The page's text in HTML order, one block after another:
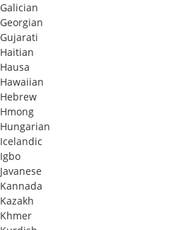
Galician
Georgian
Gujarati
Haitian
Hausa
Hawaiian
Hebrew
Hmong
Hungarian
Icelandic
Igbo
Javanese
Kannada
Kazakh
Khmer